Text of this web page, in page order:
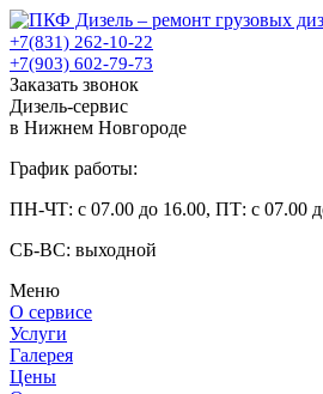
+7(831) 262-10-22
+7(903) 602-79-73
Заказать звонок
Дизель-сервис
в Нижнем Новгороде
График работы:
ПН-ЧТ: с 07.00 до 16.00, ПТ: с 07.00
СБ-ВС: выходной
Меню
О сервисе
Услуги
Галерея
Цены